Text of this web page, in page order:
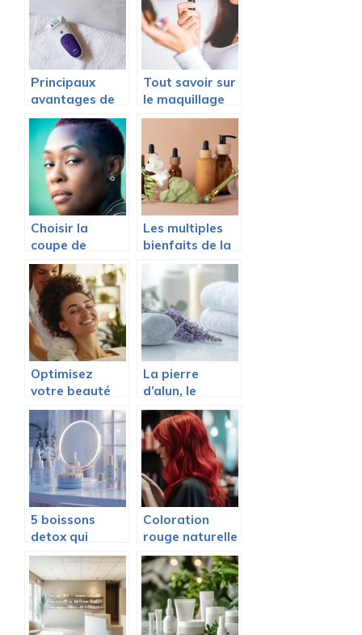
Principaux
avantages de
l’epilation laser
Tout savoir sur
le maquillage
permanent
Choisir la
coupe de
cheveux ideale
pour un visage
rond
Les multiples
bienfaits de la
cosmetique bio
pour votre
beaute et
sante
Optimisez
votre beauté
naturelle avec
des
traitements
personnalisés
chez Reskin
Clinic
La pierre
d’alun, le
produit aux
multiples
usages : le
secret d’un
après-rasage
naturel et
efficace
5 boissons
detox qui
attenuent
naturellement
les rides du
front a 30 ans
Coloration
rouge naturelle
: Conseils
experts pour
un resultat
harmonieux
avec le henne